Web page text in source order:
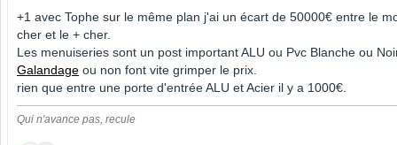
+1 avec Tophe sur le même plan j'ai un écart de 50000€ entre le
cher et le + cher.
Les menuiseries sont un post important ALU ou Pvc Blanche ou
Galandage ou non font vite grimper le prix.
rien que entre une porte d'entrée ALU et Acier il y a 1000€.
Qui n'avance pas, recule